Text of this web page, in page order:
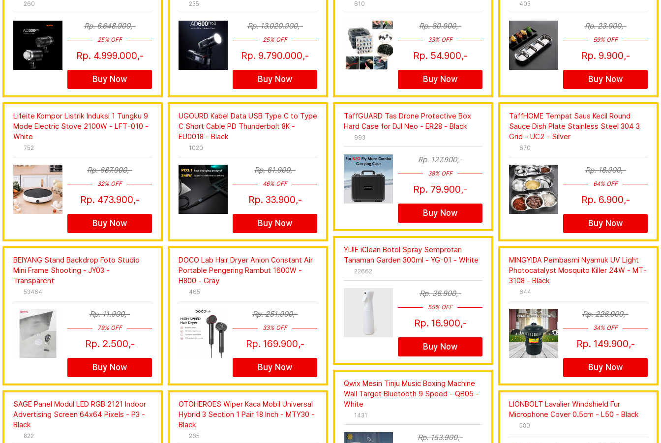
260
Rp. 6.648.900,-
25% OFF
Rp. 4.999.000,-
Buy Now
Lifeite Kompor Listrik Induksi 1 Tungku 9
Mode Electric Stove 2100W - LFT-010 -
White
752
Rp. 687.900,-
32% OFF
Rp. 473.900,-
Buy Now
BEIYANG Stand Backdrop Foto Studio
Mini Frame Shooting - JY03 -
Transparent
53464
Rp. 11.900,-
79% OFF
Rp. 2.500,-
Buy Now
SAGE Panel Modul LED RGB 2121 Indoor
Advertising Screen 64x64 Pixels - P3 -
Black
822
235
Rp. 13.020.900,-
25% OFF
Rp. 9.790.000,-
Buy Now
UGOURD Kabel Data USB Type C to Type
C Short Cable PD Thunderbolt 8K -
EU0018 - Black
1020
Rp. 61.900,-
46% OFF
Rp. 33.900,-
Buy Now
DOCO Lab Hair Dryer Anion Constant Air
Portable Pengering Rambut 1600W -
H800 - Gray
465
Rp. 251.900,-
33% OFF
Rp. 169.900,-
Buy Now
OTOHEROES Wiper Kaca Mobil Universal
Hybrid 3 Section 1 Pair 18 Inch - MTY30 -
Black
265
610
Rp. 80.900,-
33% OFF
Rp. 54.900,-
Buy Now
TaffGUARD Tas Drone Protective Box
Hard Case for DJI Neo - ER28 - Black
993
Rp. 127.900,-
38% OFF
Rp. 79.900,-
Buy Now
YIJIE iClean Botol Spray Semprotan
Tanaman Garden 300ml - YG-01 - White
22662
Rp. 36.900,-
55% OFF
Rp. 16.900,-
Buy Now
Qwix Mesin Tinju Music Boxing Machine
Wall Target Bluetooth 9 Speed - QB05 -
White
1431
Rp. 153.900,-
403
Rp. 23.900,-
59% OFF
Rp. 9.900,-
Buy Now
TaffHOME Tempat Saus Kecil Round
Sauce Dish Plate Stainless Steel 304 3
Grid - UC2 - Silver
670
Rp. 18.900,-
64% OFF
Rp. 6.900,-
Buy Now
MINGYIDA Pembasmi Nyamuk UV Light
Photocatalyst Mosquito Killer 24W - MT-
3108 - Black
644
Rp. 226.900,-
34% OFF
Rp. 149.900,-
Buy Now
LIONBOLT Lavalier Windshield Fur
Microphone Cover 0.5cm - L50 - Black
580